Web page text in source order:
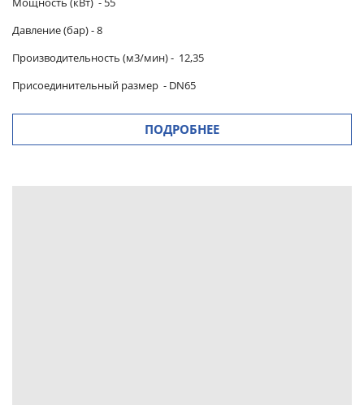
Давление (бар) -8
Производительность (м3/мин)- 12,35
Присоединительный размер - DN65
ПОДРОБНЕЕ